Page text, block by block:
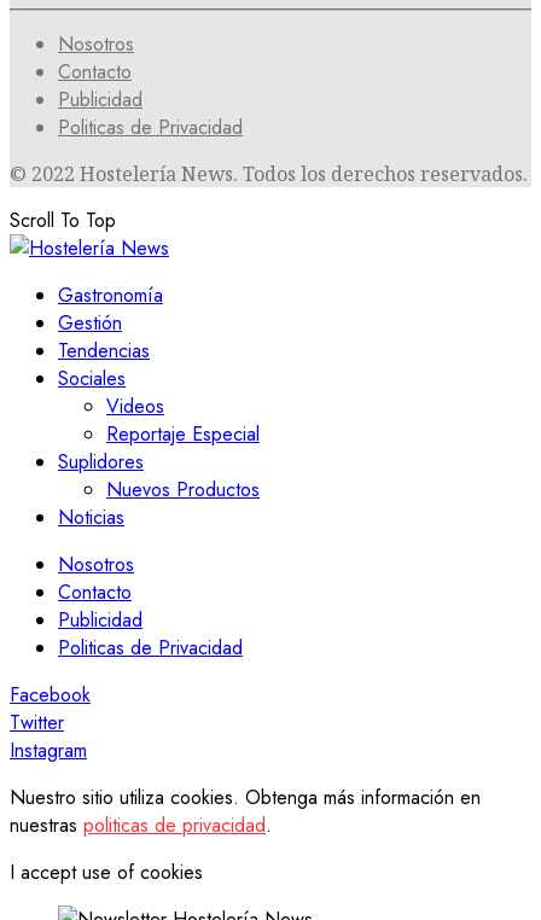
Nosotros
Contacto
Publicidad
Politicas de Privacidad
© 2022 Hostelería News. Todos los derechos reservados.
Scroll To Top
Gastronomía
Gestión
Tendencias
Sociales
Videos
Reportaje Especial
Suplidores
Nuevos Productos
Noticias
Nosotros
Contacto
Publicidad
Politicas de Privacidad
Facebook
Twitter
Instagram
Nuestro sitio utiliza cookies. Obtenga más información en
nuestras politicas de privacidad.
I accept use of cookies